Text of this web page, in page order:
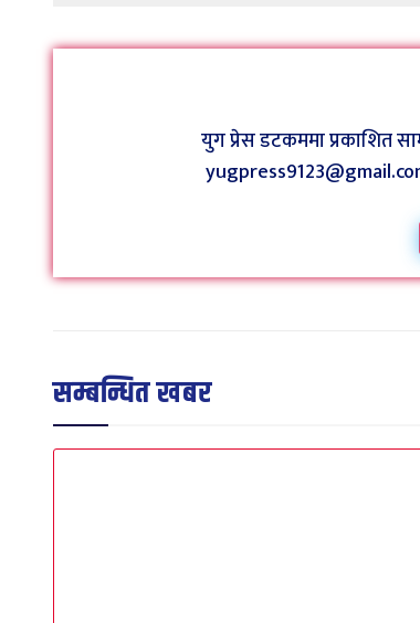
युग प्रेस डटकममा प्रकाशित
सम्बन्धित खबर